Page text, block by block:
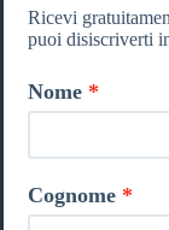
Ricevi
puoi disiscriverti
Nome
Cognome